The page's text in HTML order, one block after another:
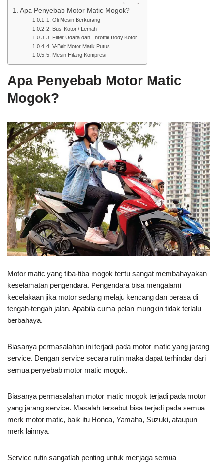
Apa Penyebab Motor Matic Mogok?
1. Oli Mesin Berkurang
2. Busi Kotor / Lemah
3. Filter Udara dan Throttle Body Kotor
4. V-Belt Motor Matik Putus
5. Mesin Hilang Kompresi
Apa Penyebab Motor Matic
Mogok?
Motor matic yang tiba-tiba mogok tentu sangat membahayakan
keselamatan pengendara. Pengendara bisa mengalami
kecelakaan jika motor sedang melaju kencang dan berasa di
tengah-tengah jalan. Apabila cuma pelan mungkin tidak terlalu
berbahaya.
Biasanya permasalahan ini terjadi pada motor matic yang jarang
service. Dengan service secara rutin maka dapat terhindar dari
semua penyebab motor matic mogok.
Biasanya permasalahan motor matic mogok terjadi pada motor
yang jarang service. Masalah tersebut bisa terjadi pada semua
merk motor matic, baik itu Honda, Yamaha, Suzuki, ataupun
merk lainnya.
Service rutin sangatlah penting untuk menjaga semua